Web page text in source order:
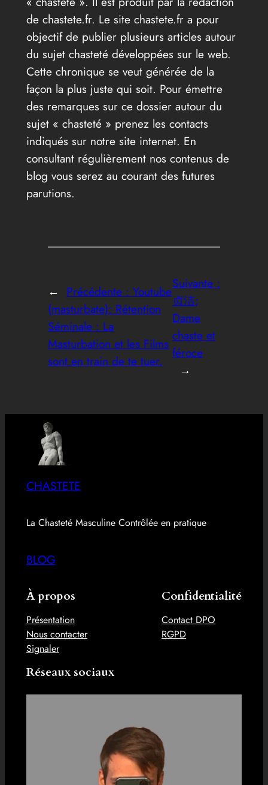
de chastete.fr. Le site chastete.fr a pour
objectif de publier plusieurs articles autour
du sujet chasteté développées sur le web.
Cette chronique se veut générée de la
façon la plus juste qui soit. Pour émettre
des remarques sur ce dossier autour du
sujet « chasteté » prenez les contacts
indiqués sur notre site internet. En
consultant régulièrement nos contenus de
blog vous serez au courant des futures
parutions.
← Précédente : Youtube
(masturbate): Rétention
Séminale : La
Masturbation et les Films
sont en train de te tuer.
Suivante :
贞洁;
Dame
chaste et
féroce
→
CHASTETE
La Chasteté Masculine Contrôlée en pratique
BLOG
À propos
Présentation
Nous contacter
Signaler
Confidentialité
Contact DPO
RGPD
Réseaux sociaux